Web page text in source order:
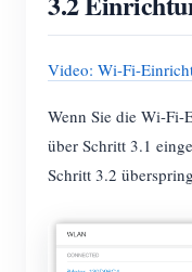
Video: Wi-Fi-
Wenn Sie die Wi-Fi-
über Schritt 3.1
Schritt 3.2